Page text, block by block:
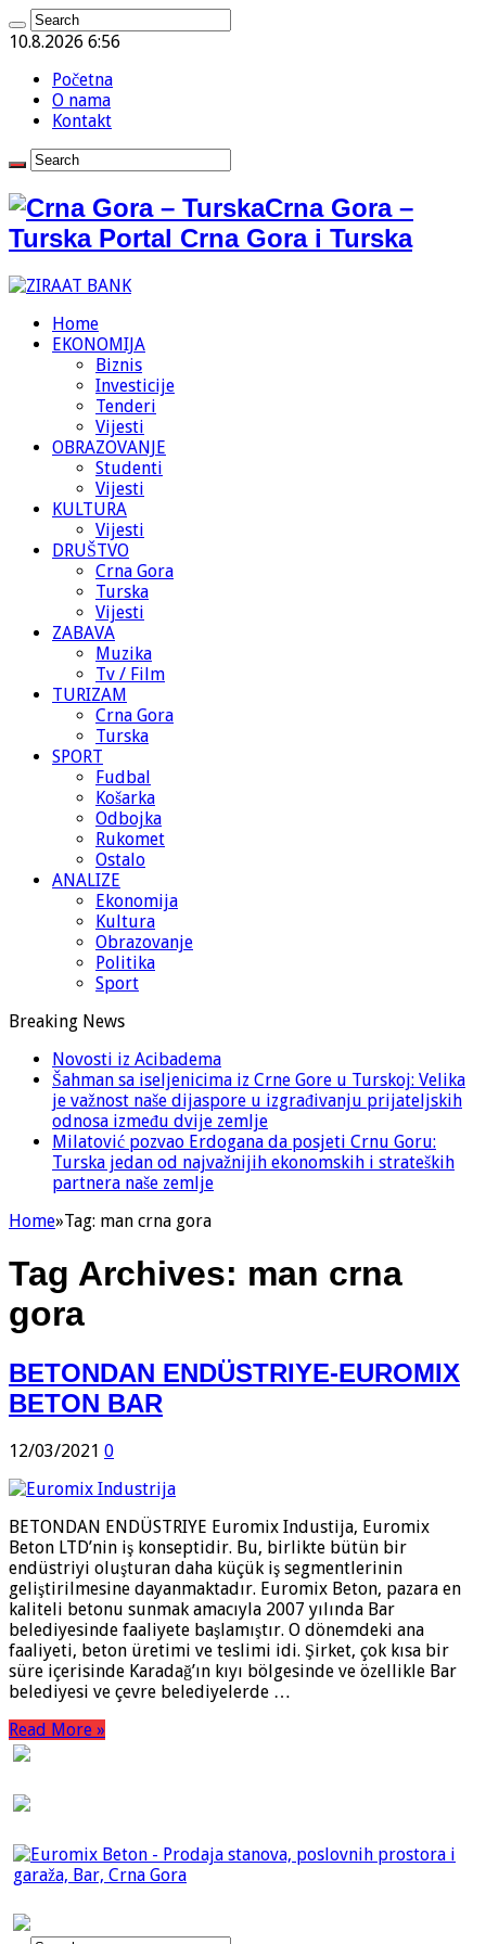
10.8.2026 6:56
Početna
O nama
Kontakt
Crna Gora –
Turska Portal Crna Gora i Turska
Home
EKONOMIJA
Biznis
Investicije
Tenderi
Vijesti
OBRAZOVANJE
Studenti
Vijesti
KULTURA
Vijesti
DRUŠTVO
Crna Gora
Turska
Vijesti
ZABAVA
Muzika
Tv / Film
TURIZAM
Crna Gora
Turska
SPORT
Fudbal
Košarka
Odbojka
Rukomet
Ostalo
ANALIZE
Ekonomija
Kultura
Obrazovanje
Politika
Sport
Breaking News
Novosti iz Acibadema
Šahman sa iseljenicima iz Crne Gore u Turskoj: Velika
je važnost naše dijaspore u izgrađivanju prijateljskih
odnosa između dvije zemlje
Milatović pozvao Erdogana da posjeti Crnu Goru:
Turska jedan od najvažnijih ekonomskih i strateških
partnera naše zemlje
Home»Tag: man crna gora
Tag Archives: man crna
gora
BETONDAN ENDÜSTRIYE-EUROMIX
BETON BAR
12/03/2021 0
BETONDAN ENDÜSTRIYE Euromix Industija, Euromix
Beton LTD’nin iş konseptidir. Bu, birlikte bütün bir
endüstriyi oluşturan daha küçük iş segmentlerinin
geliştirilmesine dayanmaktadır. Euromix Beton, pazara en
kaliteli betonu sunmak amacıyla 2007 yılında Bar
belediyesinde faaliyete başlamıştır. O dönemdeki ana
faaliyeti, beton üretimi ve teslimi idi. Şirket, çok kısa bir
süre içerisinde Karadağ’ın kıyı bölgesinde ve özellikle Bar
belediyesi ve çevre belediyelerde …
Read More »